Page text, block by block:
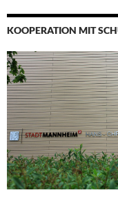
KOOPERATION MIT